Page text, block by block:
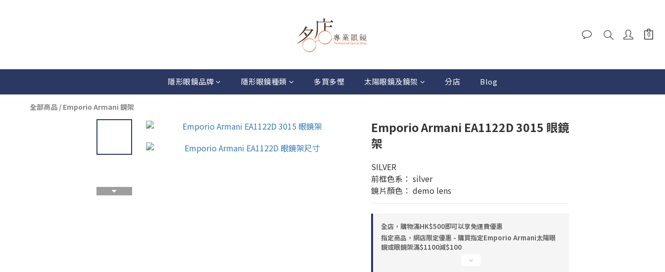
隱形眼鏡品牌 隱形眼鏡種類 多買多慳 太陽眼鏡及鏡架 分店 Blog
全部商品 / Emporio Armani 鏡架
Emporio Armani EA1122D 3015 眼鏡
架
SILVER
前框色系： silver
鏡片顏色： demo lens
全店，購物滿HK$500即可以享免運費優惠
指定商品，網店限定優惠 - 購買指定Emporio Armani太陽眼
鏡或眼鏡架滿$1100減$100